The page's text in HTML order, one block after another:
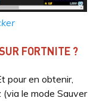
FORTNITE ?
pour en obtenir,
le mode Sauver